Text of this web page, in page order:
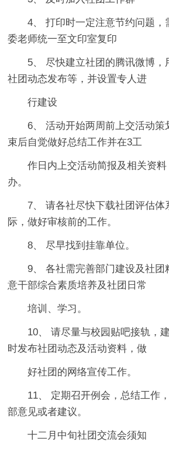
4、 打印时一定注意节约问题，
委老师统一至文印室复印
5、 尽快建立社团的腾讯微博，
社团动态发布等，并设置专人进
行建设
6、 活动开始两周前上交活动策
束后自觉做好总结工作并在3工
作日内上交活动简报及相关资
办。
7、 请各社尽快下载社团评估体
际，做好审核前的工作。
8、 尽早找到挂靠单位。
9、 各社需完善部门建设及社团
意干部综合素质培养及社团日常
培训、学习。
10、 请尽量与校园贴吧接轨，
时发布社团动态及活动资料，做
好社团的网络宣传工作。
11、 定期召开例会，总结工作
部意见或者建议。
十二月中旬社团交流会须知